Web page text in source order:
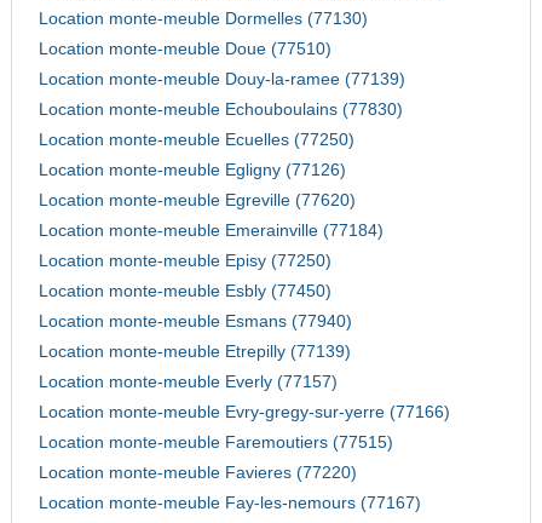
Location monte-meuble Dormelles (77130)
Location monte-meuble Doue (77510)
Location monte-meuble Douy-la-ramee (77139)
Location monte-meuble Echouboulains (77830)
Location monte-meuble Ecuelles (77250)
Location monte-meuble Egligny (77126)
Location monte-meuble Egreville (77620)
Location monte-meuble Emerainville (77184)
Location monte-meuble Episy (77250)
Location monte-meuble Esbly (77450)
Location monte-meuble Esmans (77940)
Location monte-meuble Etrepilly (77139)
Location monte-meuble Everly (77157)
Location monte-meuble Evry-gregy-sur-yerre (77166)
Location monte-meuble Faremoutiers (77515)
Location monte-meuble Favieres (77220)
Location monte-meuble Fay-les-nemours (77167)